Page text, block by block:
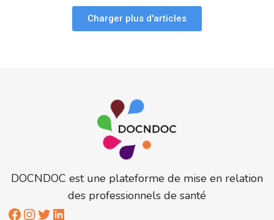
Charger plus d'articles
DOCNDOC est une plateforme de mise en relation
des professionnels de santé